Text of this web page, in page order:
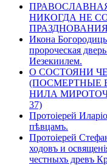
НИКОГДА НЕ
Икона
пророческая
Иезекиилем.
О СОСТОЯНИ
(ПОСМЕРТНЫЕ
НИЛА
37)
Протоіерей
пѣвцамъ.
Протоіерей
ходовъ и
честныхъ древъ